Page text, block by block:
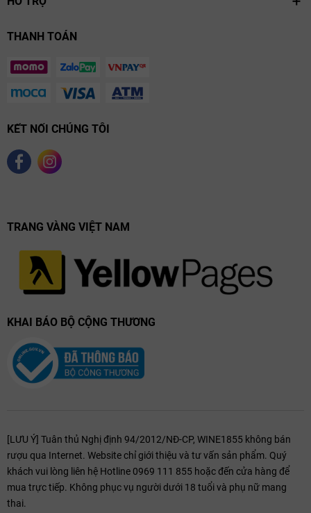
THANH TOÁN
KẾT NỐI CHÚNG TÔI
TRANG VÀNG VIỆT NAM
KHAI BÁO BỘ CỘNG THƯƠNG
[LƯU Ý] Tuân thủ Nghị định 94/2012/NĐ-CP, WINE1855 không bán
rượu qua Internet. Website chỉ giới thiệu và tư vấn sản phẩm. Quý
khách vui lòng liên hệ Hotline 0969 111 855 hoặc đến cửa hàng để
mua trực tiếp. Không phục vụ người dưới 18 tuổi và phụ nữ mang
thai.